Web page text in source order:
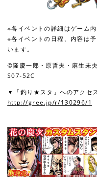
※各イベントの詳細はゲーム
※各イベントの日程、内容は
います。
©隆慶一郎・原哲夫・麻生未
S07-52C
▼「釣り★スタ」へのアクセ
http://gree.jp/r/130296/1